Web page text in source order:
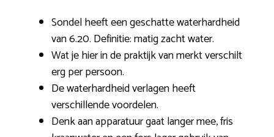
Sondel heeft een geschatte waterhardheid
van 6.20. Definitie: matig zacht water.
Wat je hier in de praktijk van merkt verschilt
erg per persoon.
De waterhardheid verlagen heeft
verschillende voordelen.
Denk aan apparatuur gaat langer mee, fris